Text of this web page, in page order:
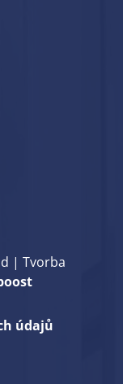
|Tvorba
údajů